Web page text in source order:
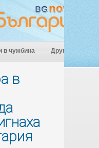
в чужбина Други
в